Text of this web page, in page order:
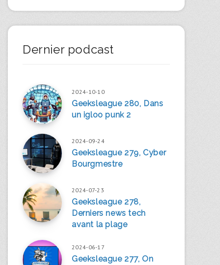
Dernier podcast
2024-10-10
Geeksleague 280, Dans
un igloo punk 2
2024-09-24
Geeksleague 279, Cyber
Bourgmestre
2024-07-23
Geeksleague 278,
Derniers news tech
avant la plage
2024-06-17
Geeksleague 277, On